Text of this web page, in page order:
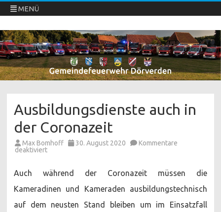
MENÜ
Freiwillige Feuerwehren Dörverden
Direkt
zum
Inhalt
springen
Ausbildungsdienste auch in
der Coronazeit
Max Bomhoff 30. August 2020
Kommentare
deaktiviertfür
in
der
Coronazeit
Auch während der Coronazeit müssen die
Kameradinen und Kameraden ausbildungstechnisch
auf dem neusten Stand bleiben um im Einsatzfall